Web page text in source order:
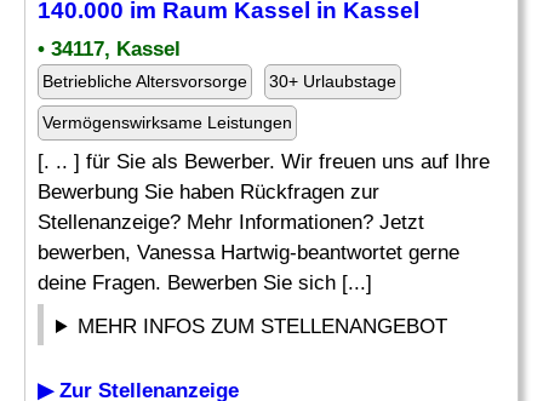
140.000 im Raum Kassel in Kassel
• 34117, Kassel
Betriebliche Altersvorsorge 30+ Urlaubstage
Vermögenswirksame Leistungen
[. .. ] für Sie als Bewerber. Wir freuen uns auf Ihre
Bewerbung Sie haben Rückfragen zur
Stellenanzeige? Mehr Informationen? Jetzt
bewerben, Vanessa Hartwig-beantwortet gerne
deine Fragen. Bewerben Sie sich [...]
MEHR INFOS ZUM STELLENANGEBOT
▶ Zur Stellenanzeige